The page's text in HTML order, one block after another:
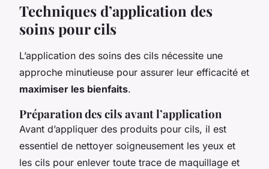
Techniques d’application des
soins pour cils
L’application des soins des cils nécessite une
approche minutieuse pour assurer leur efficacité et
maximiser les bienfaits.
Préparation des cils avant l’application
Avant d’appliquer des produits pour cils, il est
essentiel de nettoyer soigneusement les yeux et
les cils pour enlever toute trace de maquillage et